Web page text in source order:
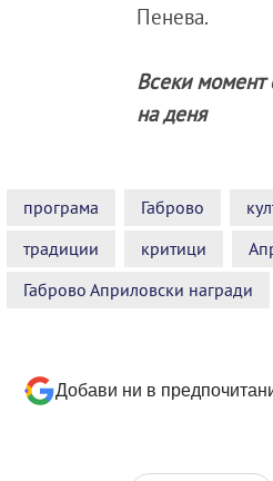
Пенева.
Всеки момент
на деня
програма Габрово
традиции
критици
Габрово Априловски награди
Добави ни в